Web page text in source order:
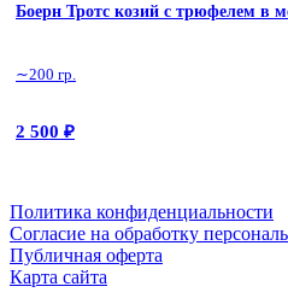
Боерн Тротс козий с трюфелем в
∼200 гр.
2 500 ₽
Политика конфиденциальности
Cогласие на обработку
Публичная оферта
Карта сайта